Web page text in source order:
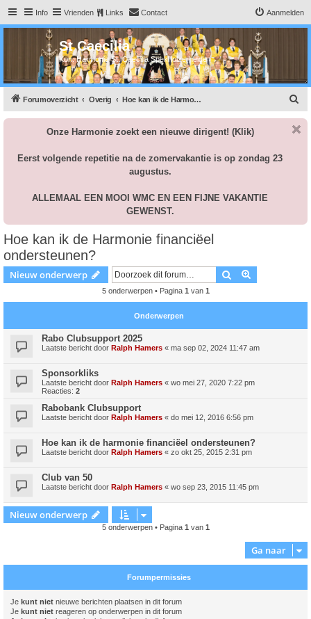
Info Vrienden Links Contact Aanmelden
St Caecilia
Kon. Harmonie St. Caecilia Spekholzerheide
Forumoverzicht Overig Hoe kan ik de Harmonie financiëel ondersteunen?
e
Onze Harmonie zoekt een nieuwe dirigent! (Klik)
Eerst volgende repetitie na de zomervakantie is op zondag 23
augustus.
ALLEMAAL EEN MOOI WMC EN EEN FIJNE VAKANTIE
GEWENST.
Hoe kan ik de Harmonie financiëel
ondersteunen?
Nieuw onderwerp Zoek
5 onderwerpen • Pagina 1 van 1
Onderwerpen
Rabo Clubsupport 2025
Laatste bericht door Ralph Hamers « ma sep 02, 2024 11:47 am
Sponsorkliks
Laatste bericht door Ralph Hamers « wo mei 27, 2020 7:22 pm
Reacties: 2
Rabobank Clubsupport
Laatste bericht door Ralph Hamers « do mei 12, 2016 6:56 pm
Hoe kan ik de harmonie financiëel ondersteunen?
Laatste bericht door Ralph Hamers « zo okt 25, 2015 2:31 pm
Club van 50
Laatste bericht door Ralph Hamers « wo sep 23, 2015 11:45 pm
Nieuw onderwerp
5 onderwerpen • Pagina 1 van 1
Ga naar
Forumpermissies
Je kunt niet nieuwe berichten plaatsen in dit forum
Je kunt niet reageren op onderwerpen in dit forum